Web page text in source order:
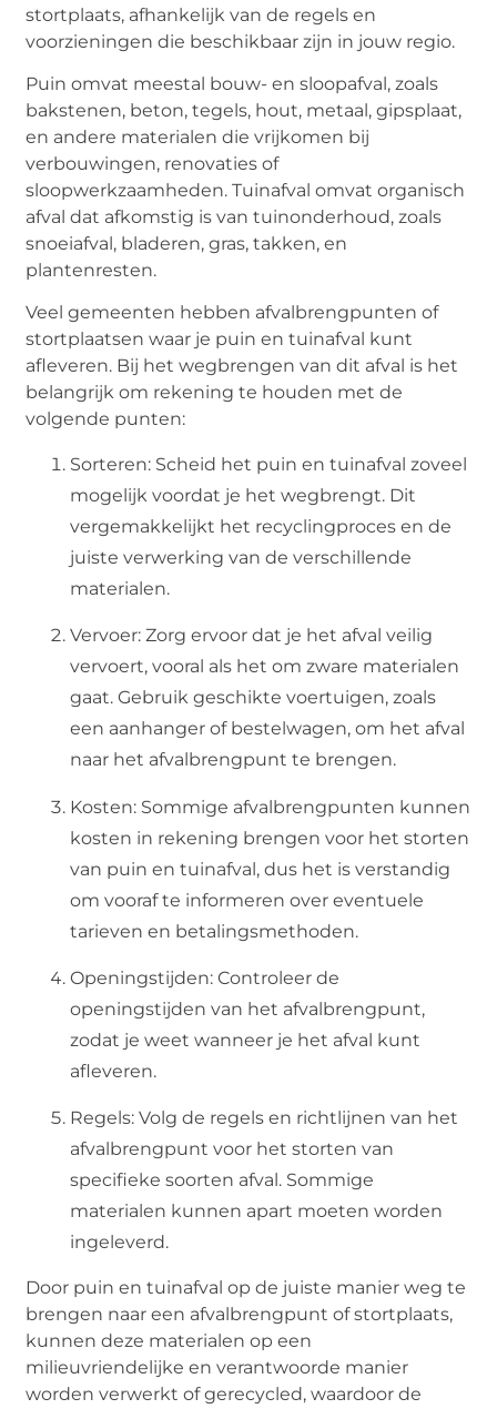
stortplaats, afhankelijk van de regels en
voorzieningen die beschikbaar zijn in jouw regio.
Puin omvat meestal bouw- en sloopafval, zoals
bakstenen, beton, tegels, hout, metaal, gipsplaat,
en andere materialen die vrijkomen bij
verbouwingen, renovaties of
sloopwerkzaamheden. Tuinafval omvat organisch
afval dat afkomstig is van tuinonderhoud, zoals
snoeiafval, bladeren, gras, takken, en
plantenresten.
Veel gemeenten hebben afvalbrengpunten of
stortplaatsen waar je puin en tuinafval kunt
afleveren. Bij het wegbrengen van dit afval is het
belangrijk om rekening te houden met de
volgende punten:
Sorteren: Scheid het puin en tuinafval zoveel
mogelijk voordat je het wegbrengt. Dit
vergemakkelijkt het recyclingproces en de
juiste verwerking van de verschillende
materialen.
Vervoer: Zorg ervoor dat je het afval veilig
vervoert, vooral als het om zware materialen
gaat. Gebruik geschikte voertuigen, zoals
een aanhanger of bestelwagen, om het afval
naar het afvalbrengpunt te brengen.
Kosten: Sommige afvalbrengpunten kunnen
kosten in rekening brengen voor het storten
van puin en tuinafval, dus het is verstandig
om vooraf te informeren over eventuele
tarieven en betalingsmethoden.
Openingstijden: Controleer de
openingstijden van het afvalbrengpunt,
zodat je weet wanneer je het afval kunt
afleveren.
Regels: Volg de regels en richtlijnen van het
afvalbrengpunt voor het storten van
specifieke soorten afval. Sommige
materialen kunnen apart moeten worden
ingeleverd.
Door puin en tuinafval op de juiste manier weg te
brengen naar een afvalbrengpunt of stortplaats,
kunnen deze materialen op een
milieuvriendelijke en verantwoorde manier
worden verwerkt of gerecycled, waardoor de